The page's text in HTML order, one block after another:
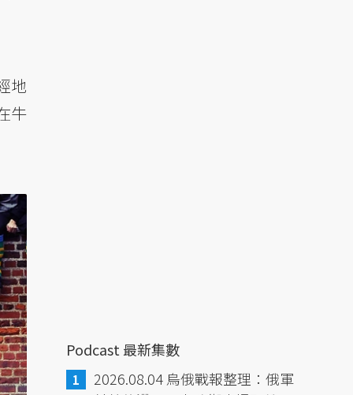
地
牛
Podcast 最新集數
2026.08.04 烏俄戰報整理：俄軍